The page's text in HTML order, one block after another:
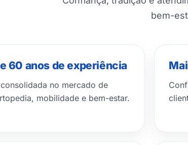
bem-
60 anos de experiência
no mercado de
mobilidade e bem-estar.